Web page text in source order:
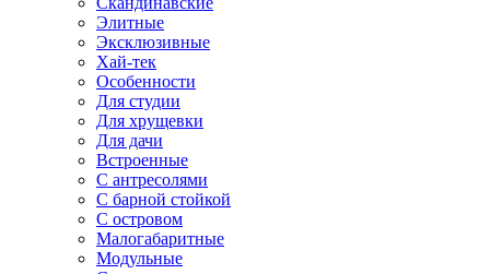
Элитные
Эксклюзивные
Хай-тек
Особенности
Для студии
Для хрущевки
Для дачи
Встроенные
С антресолями
С барной стойкой
С островом
Малогабаритные
Модульные